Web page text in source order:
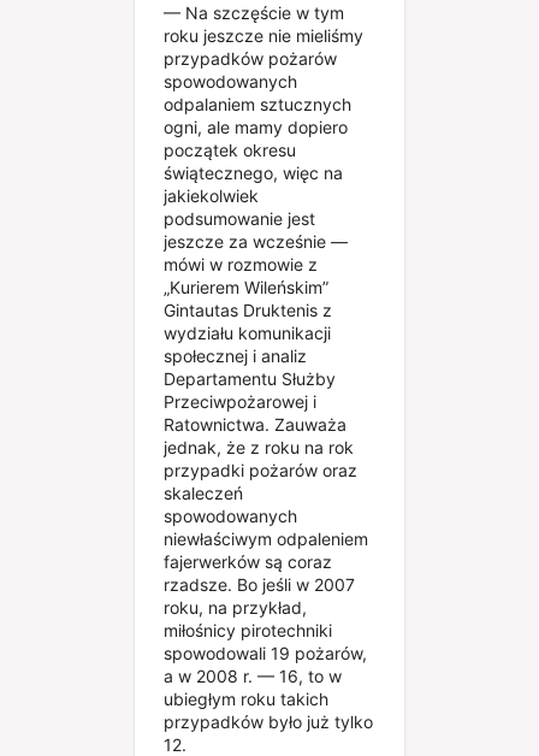
— Na szczęście w tym
roku jeszcze nie mieliśmy
przypadków pożarów
spowodowanych
odpalaniem sztucznych
ogni, ale mamy dopiero
początek okresu
świątecznego, więc na
jakiekolwiek
podsumowanie jest
jeszcze za wcześnie —
mówi w rozmowie z
„Kurierem Wileńskim”
Gintautas Druktenis z
wydziału komunikacji
społecznej i analiz
Departamentu Służby
Przeciwpożarowej i
Ratownictwa. Zauważa
jednak, że z roku na rok
przypadki pożarów oraz
skaleczeń
spowodowanych
niewłaściwym odpaleniem
fajerwerków są coraz
rzadsze. Bo jeśli w 2007
roku, na przykład,
miłośnicy pirotechniki
spowodowali 19 pożarów,
a w 2008 r. — 16, to w
ubiegłym roku takich
przypadków było już tylko
12.